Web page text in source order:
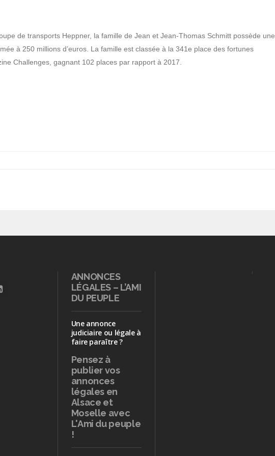
de transports Heppner, la famille de Jean et Jean-Thomas Schmitt possède une
à 250 millions d’euros. La famille est classée à la 341e place des fortunes
Challenges, gagnant 102 places par rapport à 2017.
ANNONCES
LÉGALES – L’AMI
DU PEUPLE
Une annonce
judiciaire ou légale à
faire paraître ?
Pensez à
publiervos
annonces
légales en
Alsace et
Moselle avec
L'Ami du peuple
!